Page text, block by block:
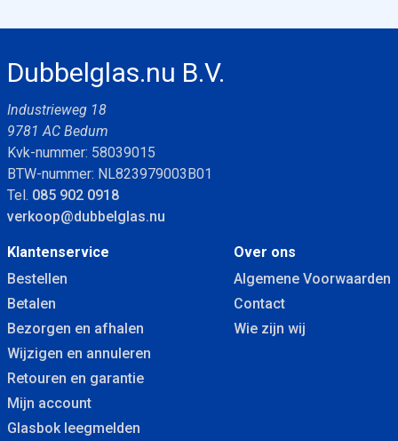
Dubbelglas.nu B.V.
Industrieweg 18
9781 AC Bedum
Kvk-nummer: 58039015
BTW-nummer: NL823979003B01
Tel. 085 902 0918
verkoop@dubbelglas.nu
Klantenservice
Bestellen
Betalen
Bezorgen en afhalen
Wijzigen en annuleren
Retouren en garantie
Mijn account
Glasbok leegmelden
Over ons
Algemene Voorwaarden
Contact
Wie zijn wij